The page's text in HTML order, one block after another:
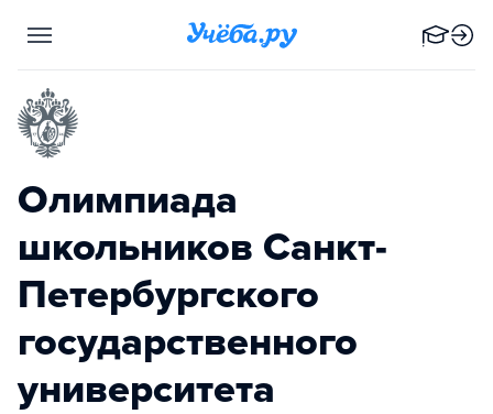
Олимпиада
школьников Санкт-
Петербургского
государственного
университета